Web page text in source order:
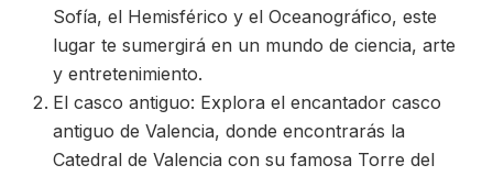
Sofía, el Hemisférico y el Oceanográfico, este
lugar te sumergirá en un mundo de ciencia, arte
y entretenimiento.
El casco antiguo: Explora el encantador casco
antiguo de Valencia, donde encontrarás la
Catedral de Valencia con su famosa Torre del